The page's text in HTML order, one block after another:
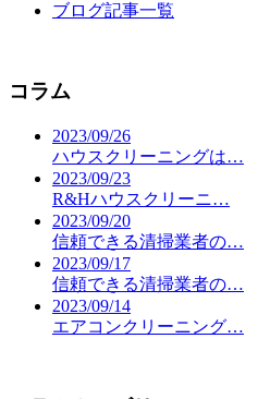
ブログ記事一覧
コラム
2023/09/26
ハウスクリーニングは…
2023/09/23
R&Hハウスクリーニ…
2023/09/20
信頼できる清掃業者の…
2023/09/17
信頼できる清掃業者の…
2023/09/14
エアコンクリーニング…